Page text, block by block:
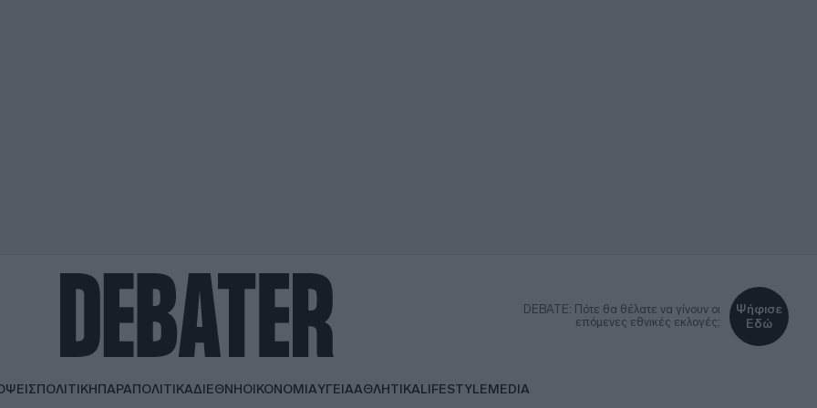
DEBATE: Πότε θα θέλατε να γίνουν οι
επόμενες εθνικές εκλογές;
Ψήφισε
Εδώ
ΠΟΛΙΤΙΚΗΠΑΡΑΠΟΛΙΤΙΚΑΔΙΕΘΝΗΟΙΚΟΝΟΜΙΑΥΓΕΙΑΑΘΛΗΤΙΚΑLIFESTYLEMEDIA